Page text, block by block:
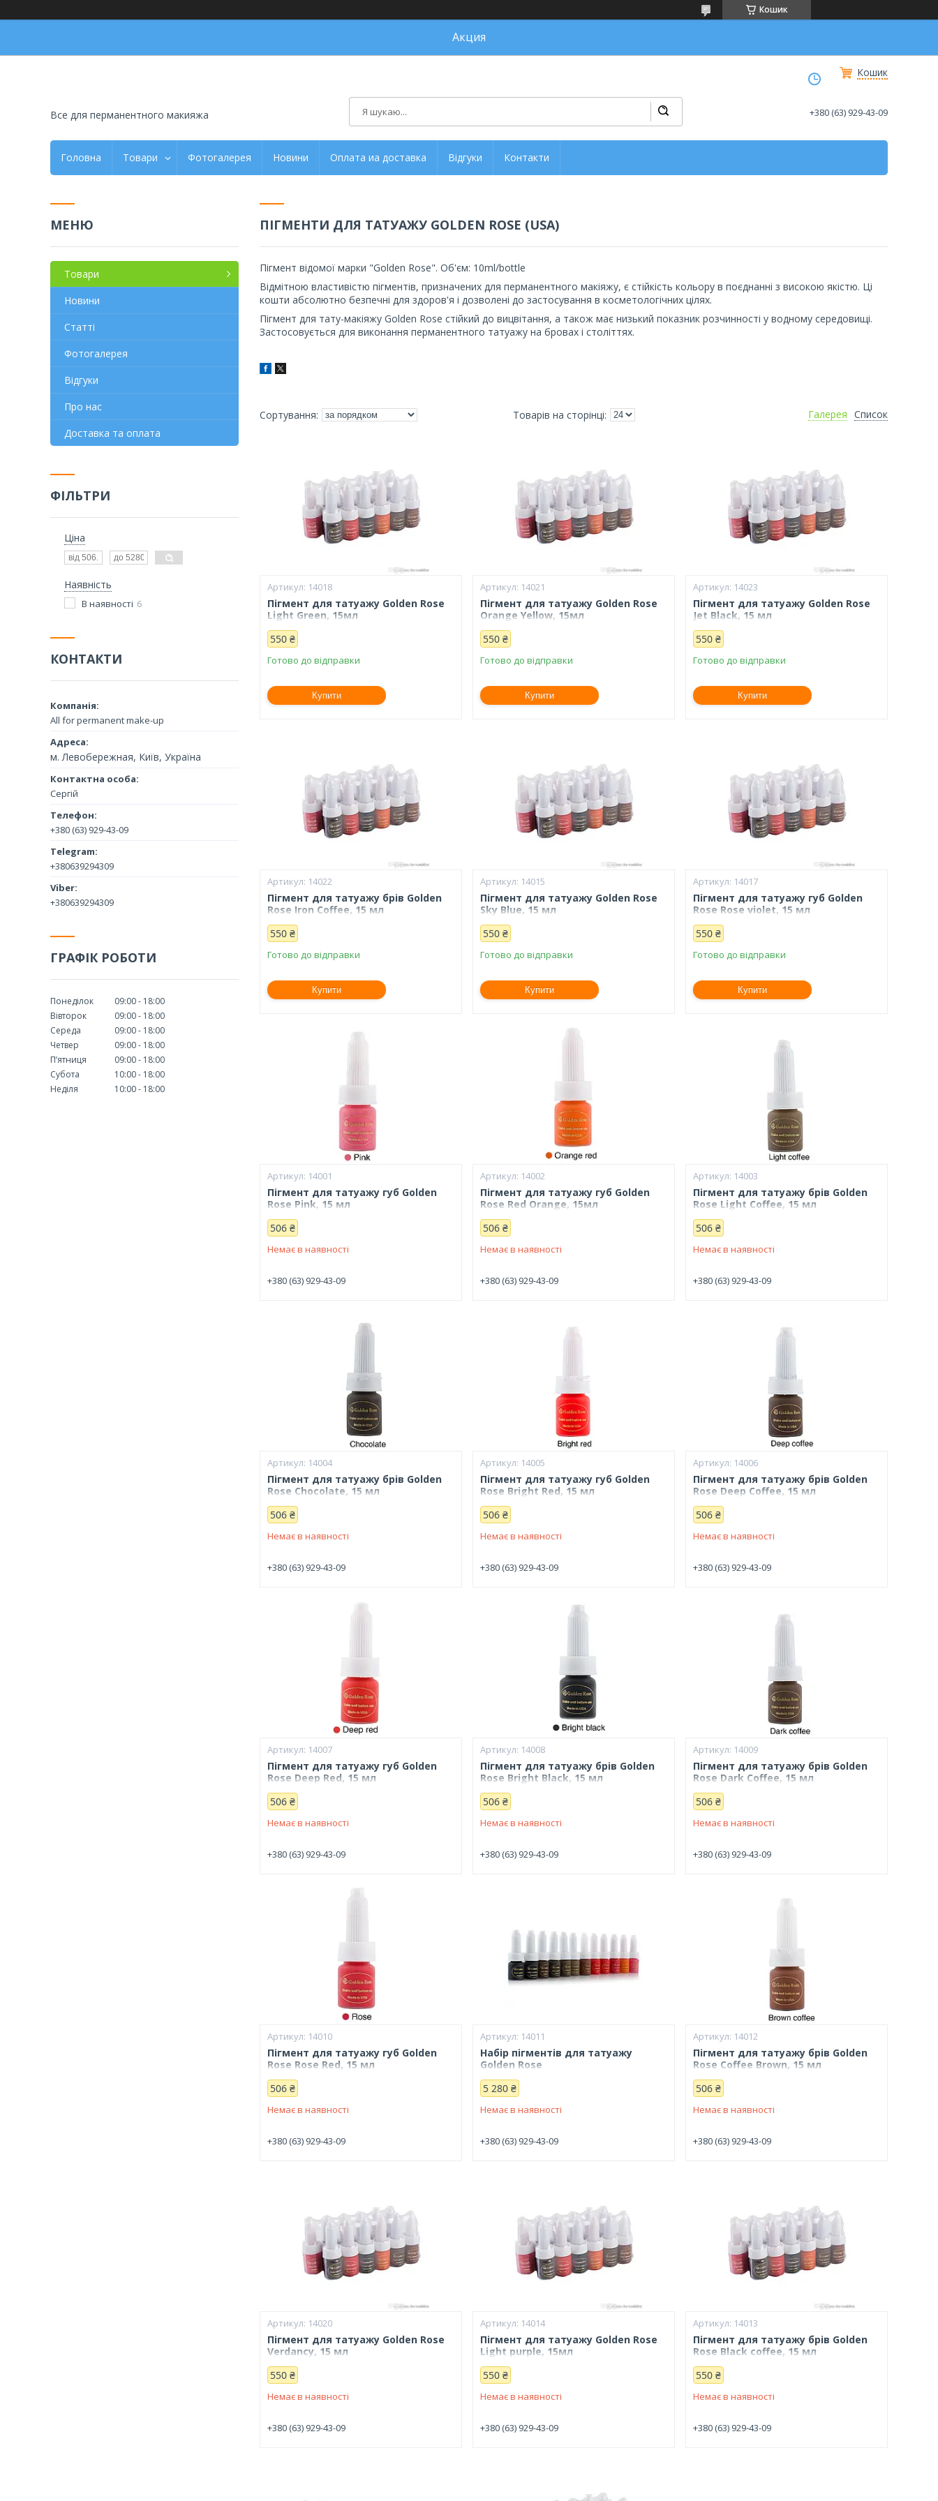
Кошик
Акция
Кошик
Все для перманентного макияжа +380 (63) 929-43-09
Головна Товари Фотогалерея Новини Оплата иа доставка Відгуки Контакти
ПІГМЕНТИ ДЛЯ ТАТУАЖУ GOLDEN ROSE (USA)
Пігмент відомої марки "Golden Rose". Об'єм: 10ml/bottle
Відмітною властивістю пігментів, призначених для перманентного макіяжу, є стійкість кольору в поєднанні з високою якістю. Ці
кошти абсолютно безпечні для здоров'я і дозволені до застосування в косметологічних цілях.
Пігмент для тату-макіяжу Golden Rose стійкий до вицвітання, а також має низький показник розчинності у водному середовищі.
Застосовується для виконання перманентного татуажу на бровах і століттях.
Галерея Список
14018
Пігмент для татуажу Golden Rose
Light Green, 15мл
550 ₴
Готово до відправки
Купити
14021
Пігмент для татуажу Golden Rose
Orange Yellow, 15мл
550 ₴
Готово до відправки
Купити
14023
Пігмент для татуажу Golden Rose
Jet Black, 15 мл
550 ₴
Готово до відправки
Купити
14022
Пігмент для татуажу брів Golden
Rose Iron Coffee, 15 мл
550 ₴
Готово до відправки
Купити
14015
Пігмент для татуажу Golden Rose
Sky Blue, 15 мл
550 ₴
Готово до відправки
Купити
14017
Пігмент для татуажу губ Golden
Rose Rose violet, 15 мл
550 ₴
Готово до відправки
Купити
14001
Пігмент для татуажу губ Golden
Rose Pink, 15 мл
506 ₴
Немає в наявності
+380 (63) 929-43-09
14002
Пігмент для татуажу губ Golden
Rose Red Orange, 15мл
506 ₴
Немає в наявності
+380 (63) 929-43-09
14003
Пігмент для татуажу брів Golden
Rose Light Coffee, 15 мл
506 ₴
Немає в наявності
+380 (63) 929-43-09
14004
Пігмент для татуажу брів Golden
Rose Chocolate, 15 мл
506 ₴
Немає в наявності
+380 (63) 929-43-09
14005
Пігмент для татуажу губ Golden
Rose Bright Red, 15 мл
506 ₴
Немає в наявності
+380 (63) 929-43-09
14006
Пігмент для татуажу брів Golden
Rose Deep Coffee, 15 мл
506 ₴
Немає в наявності
+380 (63) 929-43-09
14007
Пігмент для татуажу губ Golden
Rose Deep Red, 15 мл
506 ₴
Немає в наявності
+380 (63) 929-43-09
14008
Пігмент для татуажу брів Golden
Rose Bright Black, 15 мл
506 ₴
Немає в наявності
+380 (63) 929-43-09
14009
Пігмент для татуажу брів Golden
Rose Dark Coffee, 15 мл
506 ₴
Немає в наявності
+380 (63) 929-43-09
14010
Пігмент для татуажу губ Golden
Rose Rose Red, 15 мл
506 ₴
Немає в наявності
+380 (63) 929-43-09
14011
Набір пігментів для татуажу
Golden Rose
5 280 ₴
Немає в наявності
+380 (63) 929-43-09
14012
Пігмент для татуажу брів Golden
Rose Coffee Brown, 15 мл
506 ₴
Немає в наявності
+380 (63) 929-43-09
14020
Пігмент для татуажу Golden Rose
Verdancy, 15 мл
550 ₴
Немає в наявності
+380 (63) 929-43-09
14014
Пігмент для татуажу Golden Rose
Light purple, 15мл
550 ₴
Немає в наявності
+380 (63) 929-43-09
14013
Пігмент для татуажу брів Golden
Rose Black coffee, 15 мл
550 ₴
Немає в наявності
+380 (63) 929-43-09
Товари
Новини
Статті
Фотогалерея
Відгуки
Про нас
Доставка та оплата
ФІЛЬТРИ
Ціна
Наявність
В наявності 6
КОНТАКТИ
All for permanent make-up
м. Левобережная, Київ, Україна
Сергій
+380 (63) 929-43-09
+380639294309
+380639294309
ГРАФІК РОБОТИ
Понеділок 09:00
18:00
Вівторок
09:00
18:00
Середа
09:00
18:00
Четвер
09:00
18:00
Пʼятниця
09:00
18:00
Субота
10:00
18:00
Неділя
10:00 18:00